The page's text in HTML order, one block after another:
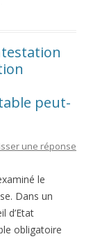
peut-
une réponse
le
Dans un
d’Etat
obligatoire